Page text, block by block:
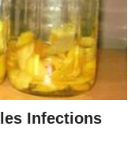
Infections